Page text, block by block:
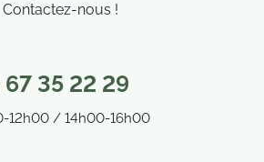
Contactez-nous !
35 22 29
12h00 / 14h00-16h00